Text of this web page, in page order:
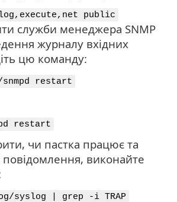
log,execute,net public
служби менеджера SNMP
журналу вхідних
цю команду:
restart
restart
чи пастка працює та
виконайте
| grep -i TRAP